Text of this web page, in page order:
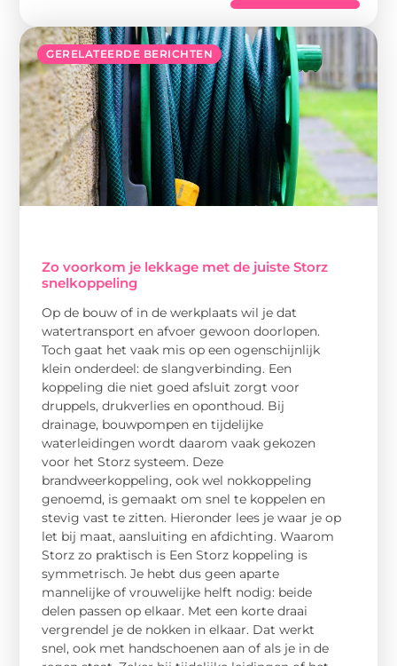
GERELATEERDE BERICHTEN
Zo voorkom je lekkage met de juiste Storz
snelkoppeling
Op de bouw of in de werkplaats wil je dat
watertransport en afvoer gewoon doorlopen.
Toch gaat het vaak mis op een ogenschijnlijk
klein onderdeel: de slangverbinding. Een
koppeling die niet goed afsluit zorgt voor
druppels, drukverlies en oponthoud. Bij
drainage, bouwpompen en tijdelijke
waterleidingen wordt daarom vaak gekozen
voor het Storz systeem. Deze
brandweerkoppeling, ook wel nokkoppeling
genoemd, is gemaakt om snel te koppelen en
stevig vast te zitten. Hieronder lees je waar je op
let bij maat, aansluiting en afdichting. Waarom
Storz zo praktisch is Een Storz koppeling is
symmetrisch. Je hebt dus geen aparte
mannelijke of vrouwelijke helft nodig: beide
delen passen op elkaar. Met een korte draai
vergrendel je de nokken in elkaar. Dat werkt
snel, ook met handschoenen aan of als je in de